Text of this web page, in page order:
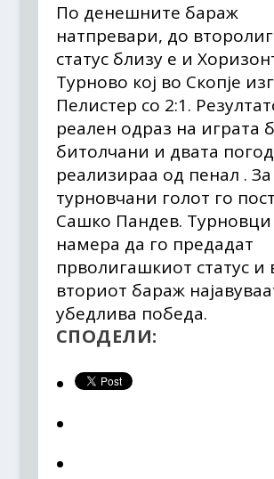
По денешните бараж
натпревари, до
статус близу е и
Турново кој во Скопје
Пелистер со 2:1.
реален одраз на играта
битолчани и двата
реализираа од пенал . За
турновчани голот го
Сашко Пандев.
намера да го предадат
прволигашкиот статус и
вториот бараж
убедлива победа.
СПОДЕЛИ: